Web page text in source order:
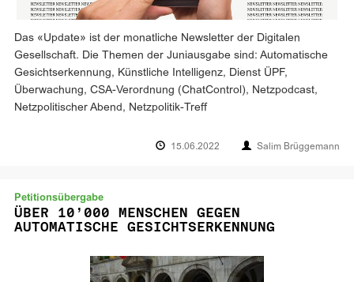
Das «Update» ist der monatliche Newsletter der Digitalen
Gesellschaft. Die Themen der Juniausgabe sind: Automatische
Gesichtserkennung, Künstliche Intelligenz, Dienst ÜPF,
Überwachung, CSA-Verordnung (ChatControl), Netzpodcast,
Netzpolitischer Abend, Netzpolitik-Treff
15.06.2022 Salim Brüggemann
Petitionsübergabe
ÜBER 10’000 MENSCHEN GEGEN
AUTOMATISCHE GESICHTSERKENNUNG